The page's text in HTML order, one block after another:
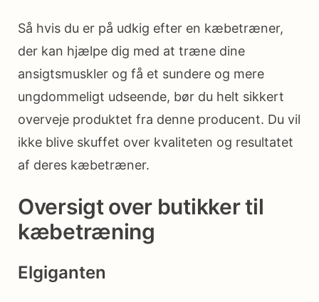
Så hvis du er på udkig efter en kæbetræner,
der kan hjælpe dig med at træne dine
ansigtsmuskler og få et sundere og mere
ungdommeligt udseende, bør du helt sikkert
overveje produktet fra denne producent. Du vil
ikke blive skuffet over kvaliteten og resultatet
af deres kæbetræner.
Oversigt over butikker til
kæbetræning
Elgiganten